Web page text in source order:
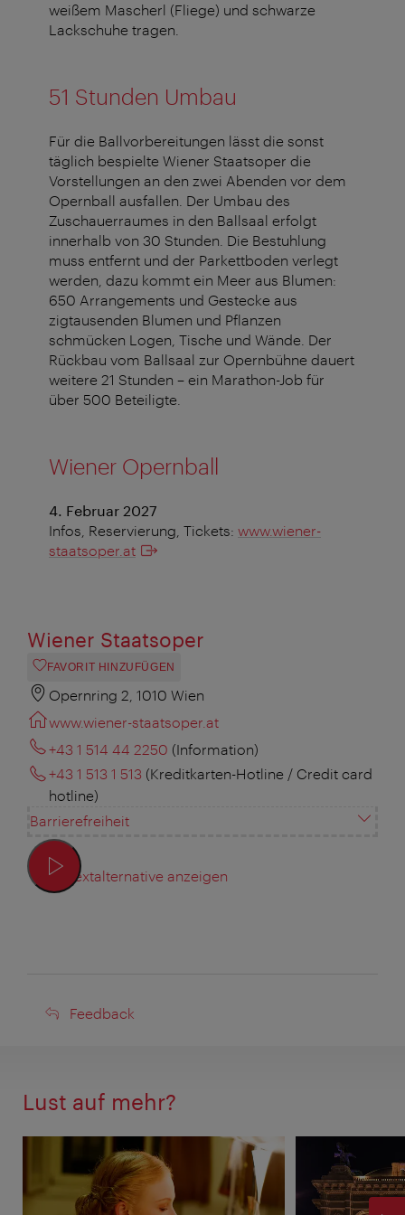
weißem Mascherl (Fliege) und schwarze
Lackschuhe tragen.
51 Stunden Umbau
Für die Ballvorbereitungen lässt die sonst
täglich bespielte Wiener Staatsoper die
Vorstellungen an den zwei Abenden vor dem
Opernball ausfallen. Der Umbau des
Zuschauerraumes in den Ballsaal erfolgt
innerhalb von 30 Stunden. Die Bestuhlung
muss entfernt und der Parkettboden verlegt
werden, dazu kommt ein Meer aus Blumen:
650 Arrangements und Gestecke aus
zigtausenden Blumen und Pflanzen
schmücken Logen, Tische und Wände. Der
Rückbau vom Ballsaal zur Opernbühne dauert
weitere 21 Stunden – ein Marathon-Job für
über 500 Beteiligte.
Wiener Opernball
4. Februar 2027
Infos, Reservierung, Tickets: www.wiener-
staatsoper.at
Wiener Staatsoper
FAVORIT HINZUFÜGEN
Opernring 2, 1010 Wien
www.wiener-staatsoper.at
+43 1 514 44 2250 (Information)
+43 1 513 1 513 (Kreditkarten-Hotline / Credit card
hotline)
Barrierefreiheit
Textalternative anzeigen
Feedback
Feedback
Lust auf mehr?